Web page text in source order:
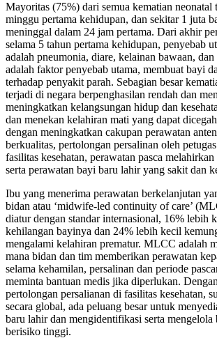
Mayoritas (75%) dari semua kematian neonatal
minggu pertama kehidupan, dan sekitar 1 juta
meninggal dalam 24 jam pertama. Dari akhir
selama 5 tahun pertama kehidupan, penyebab
adalah pneumonia, diare, kelainan bawaan,
adalah faktor penyebab utama, membuat bayi
terhadap penyakit parah. Sebagian besar
terjadi di negara berpenghasilan rendah dan
meningkatkan kelangsungan hidup dan
dan menekan kelahiran mati yang dapat
dengan meningkatkan cakupan perawatan
berkualitas, pertolongan persalinan oleh
fasilitas kesehatan, perawatan pasca
serta perawatan bayi baru lahir yang sakit dan
Ibu yang menerima perawatan berkelanjutan
bidan atau ‘midwife-led continuity of care’
diatur dengan standar internasional, 16% lebih
kehilangan bayinya dan 24% lebih kecil
mengalami kelahiran prematur. MLCC adalah
mana bidan dan tim memberikan perawatan
selama kehamilan, persalinan dan periode
meminta bantuan medis jika diperlukan.
pertolongan persalianan di fasilitas kesehatan,
secara global, ada peluang besar untuk
baru lahir dan mengidentifikasi serta
berisiko tinggi.